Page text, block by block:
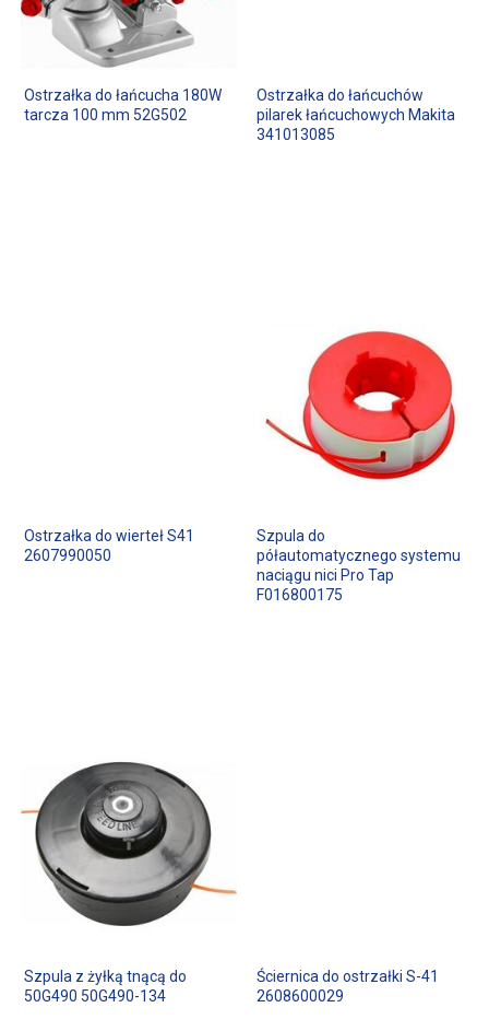
Ostrzałka do łańcucha 180W
tarcza 100 mm 52G502
Ostrzałka do łańcuchów
pilarek łańcuchowych Makita
341013085
Ostrzałka do wierteł S41
2607990050
Szpula do
półautomatycznego systemu
naciągu nici Pro Tap
F016800175
Szpula z żyłką tnącą do
50G490 50G490-134
Ściernica do ostrzałki S-41
2608600029